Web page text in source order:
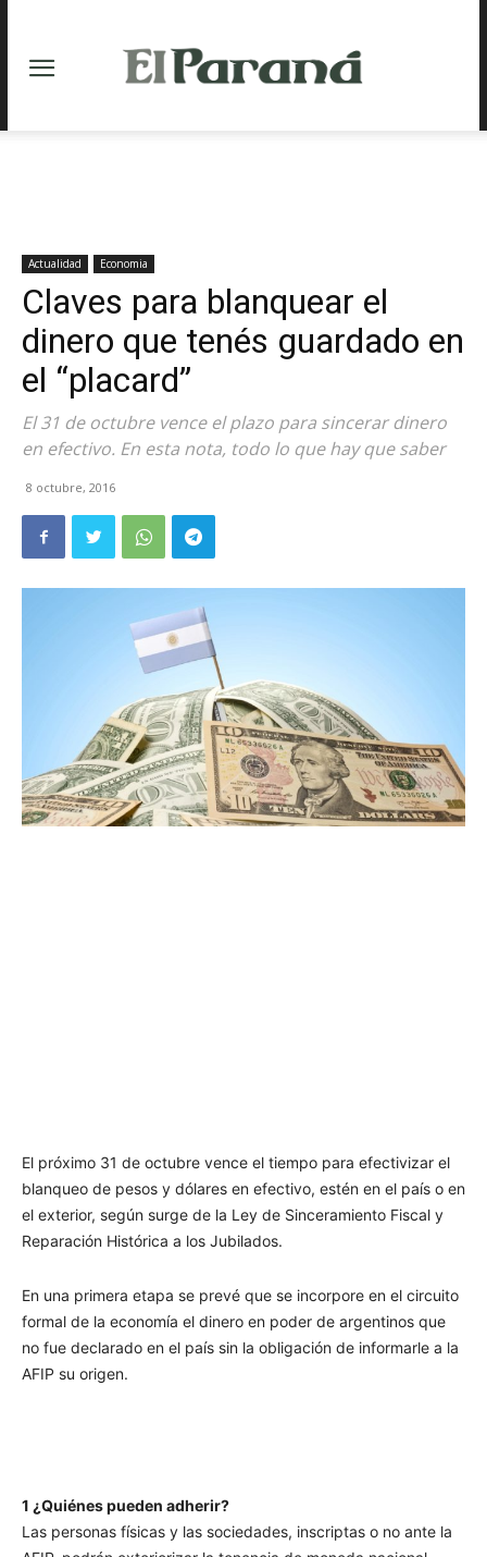
Actualidad Economia
Claves para blanquear el
dinero que tenés guardado en
el “placard”
El 31 de octubre vence el plazo para sincerar dinero
en efectivo. En esta nota, todo lo que hay que saber
8 octubre, 2016
El próximo 31 de octubre vence el tiempo para efectivizar el
blanqueo de pesos y dólares en efectivo, estén en el país o en
el exterior, según surge de la Ley de Sinceramiento Fiscal y
Reparación Histórica a los Jubilados.
En una primera etapa se prevé que se incorpore en el circuito
formal de la economía el dinero en poder de argentinos que
no fue declarado en el país sin la obligación de informarle a la
AFIP su origen.
1 ¿Quiénes pueden adherir?
Las personas físicas y las sociedades, inscriptas o no ante la